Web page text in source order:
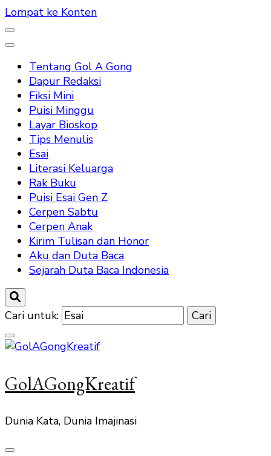
Lompat ke Konten
Tentang Gol A Gong
Dapur Redaksi
Fiksi Mini
Puisi Minggu
Layar Bioskop
Tips Menulis
Esai
Literasi Keluarga
Rak Buku
Puisi Esai Gen Z
Cerpen Sabtu
Cerpen Anak
Kirim Tulisan dan Honor
Aku dan Duta Baca
Sejarah Duta Baca Indonesia
Cari untuk:
GolAGongKreatif
Dunia Kata, Dunia Imajinasi